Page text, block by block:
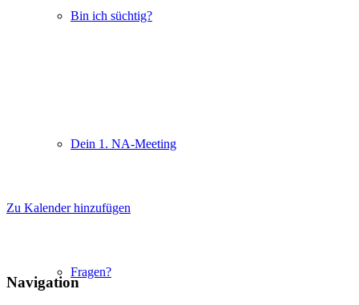
Bin ich süchtig?
Dein 1. NA-Meeting
Fragen?
Zu Kalender hinzufügen
Navigation